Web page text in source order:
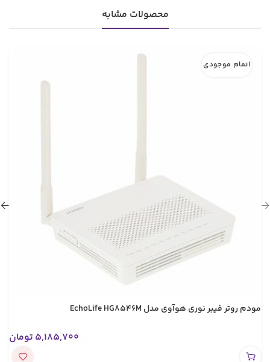
محصولات مشابه
اتمام موجودی
مودم روتر فیبر نوری هوآوی مدل EchoLife HG8546M
5,185,700 تومان